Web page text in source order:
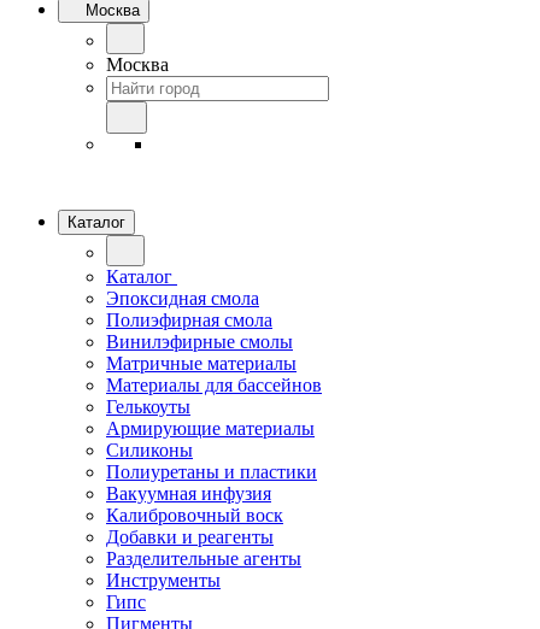
Москва
Москва
Каталог
Каталог
Эпоксидная смола
Полиэфирная смола
Винилэфирные смолы
Матричные материалы
Материалы для бассейнов
Гелькоуты
Армирующие материалы
Силиконы
Полиуретаны и пластики
Вакуумная инфузия
Калибровочный воск
Добавки и реагенты
Разделительные агенты
Инструменты
Гипс
Пигменты